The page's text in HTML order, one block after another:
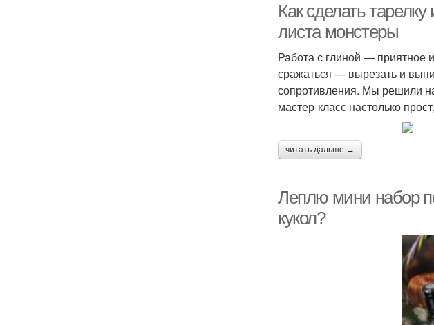
Как сделать
листа монстеры
Работа с глиной — приятное
сражаться — вырезать и
сопротивления. Мы решили
мастер-класс настолько
читать дальше →
Леплю мини набор
кукол?